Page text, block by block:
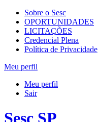
Sobre o Sesc
OPORTUNIDADES
LICITAÇÕES
Credencial Plena
Política de Privacidade
Meu perfil
Meu perfil
Sair
Sesc SP